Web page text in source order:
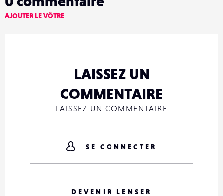
AJOUTER LE VÔTRE
LAISSEZ UN
COMMENTAIRE
LAISSEZ UN COMMENTAIRE
SE CONNECTER
DEVENIR LENSER